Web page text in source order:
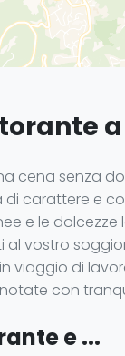
cena senza
di carattere e
e le
vostro
viaggio di
con
e ...